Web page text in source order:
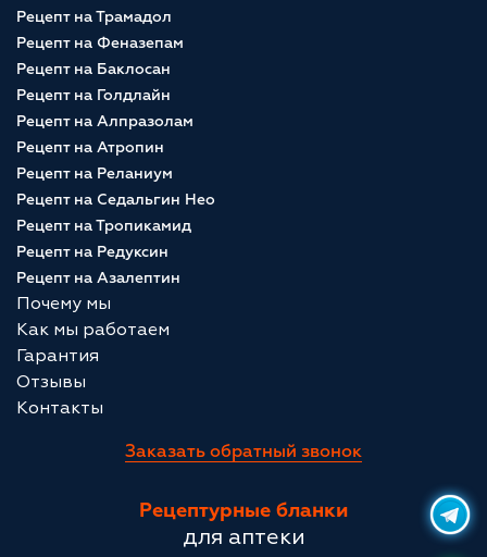
Рецептурные бланки
для аптеки
Рецепт на Трамадол
Рецепт на Феназепам
Рецепт на Баклосан
Рецепт на Голдлайн
Рецепт на Алпразолам
Рецепт на Атропин
Рецепт на Реланиум
Рецепт на Седальгин Нео
Рецепт на Тропикамид
Рецепт на Редуксин
Рецепт на Азалептин
Почему мы
Как мы работаем
Гарантия
Отзывы
Контакты
Заказать обратный звонок